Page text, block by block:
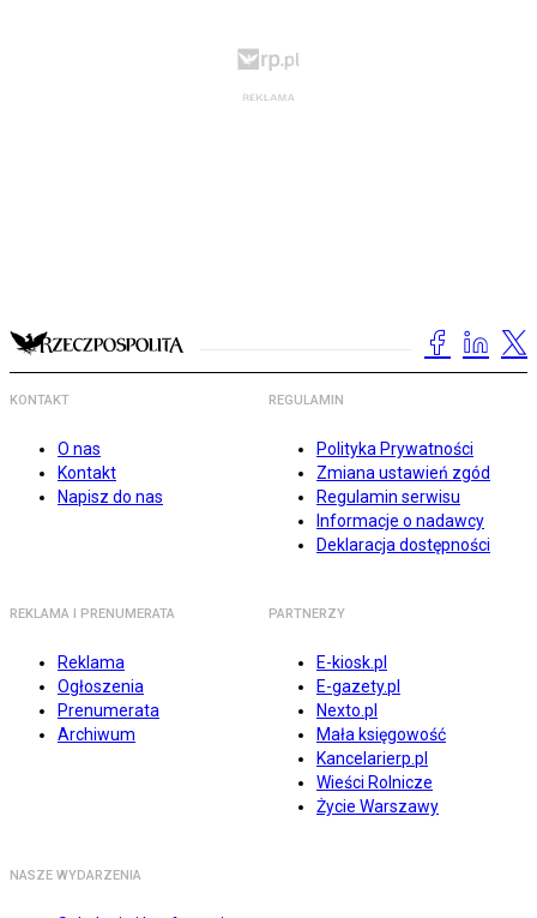
KONTAKT
O nas
Kontakt
Napisz do nas
REGULAMIN
Polityka Prywatności
Zmiana ustawień zgód
Regulamin serwisu
Informacje o nadawcy
Deklaracja dostępności
REKLAMA I PRENUMERATA
Reklama
Ogłoszenia
Prenumerata
Archiwum
PARTNERZY
E-kiosk.pl
E-gazety.pl
Nexto.pl
Mała księgowość
Kancelarierp.pl
Wieści Rolnicze
Życie Warszawy
NASZE WYDARZENIA